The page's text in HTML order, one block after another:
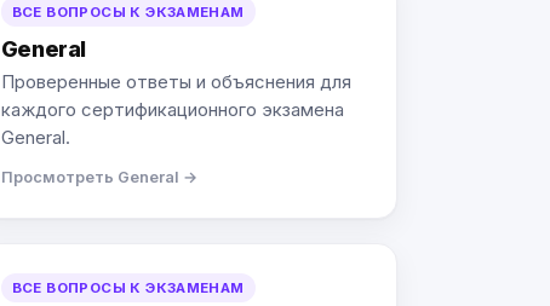
ВСЕ ВОПРОСЫ К ЭКЗАМЕНАМ
General
Проверенные ответы и объяснения для
каждого сертификационного экзамена
General.
Просмотреть General →
ВСЕ ВОПРОСЫ К ЭКЗАМЕНАМ